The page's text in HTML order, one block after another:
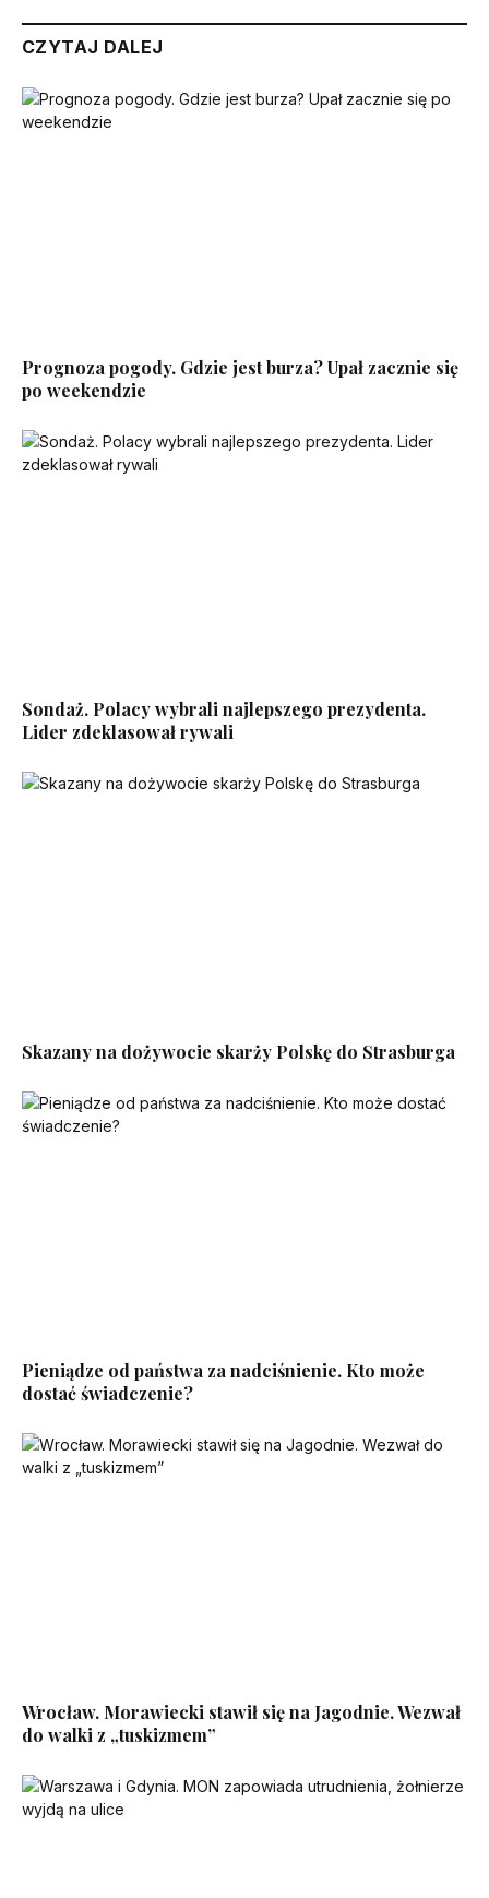
CZYTAJ DALEJ
Prognoza pogody. Gdzie jest burza? Upał zacznie się
po weekendzie
Sondaż. Polacy wybrali najlepszego prezydenta.
Lider zdeklasował rywali
Skazany na dożywocie skarży Polskę do Strasburga
Pieniądze od państwa za nadciśnienie. Kto może
dostać świadczenie?
Wrocław. Morawiecki stawił się na Jagodnie. Wezwał
do walki z „tuskizmem”